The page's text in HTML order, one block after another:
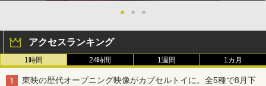
● ● ●
アクセスランキング
1時間 24時間 1週間 1カ月
東映の歴代オープニング映像がカプセルトイに。全5種で8月下